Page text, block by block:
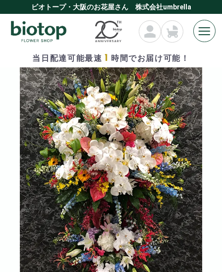
ビオトープ・大阪のお花屋さん 株式会社umbrella
当日配達可能最速 1 時間でお届け可能！